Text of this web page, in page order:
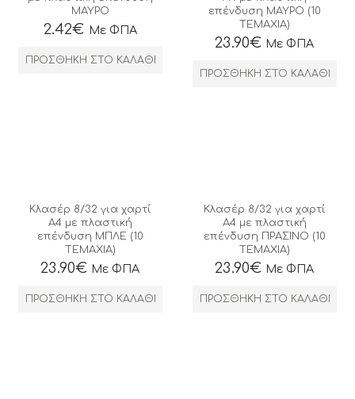
ΜΑΥΡΟ
2.42€ Με ΦΠΑ
ΠΡΟΣΘΉΚΗ ΣΤΟ ΚΑΛΆΘΙ
επένδυση ΜΑΥΡΟ (10
ΤΕΜΑΧΙΑ)
23.90€ Με ΦΠΑ
ΠΡΟΣΘΉΚΗ ΣΤΟ ΚΑΛΆΘΙ
Κλασέρ 8/32 για χαρτί
Α4 με πλαστική
επένδυση ΜΠΛΕ (10
ΤΕΜΑΧΙΑ)
23.90€ Με ΦΠΑ
ΠΡΟΣΘΉΚΗ ΣΤΟ ΚΑΛΆΘΙ
Κλασέρ 8/32 για χαρτί
Α4 με πλαστική
επένδυση ΠΡΑΣΙΝΟ (10
ΤΕΜΑΧΙΑ)
23.90€ Με ΦΠΑ
ΠΡΟΣΘΉΚΗ ΣΤΟ ΚΑΛΆΘΙ